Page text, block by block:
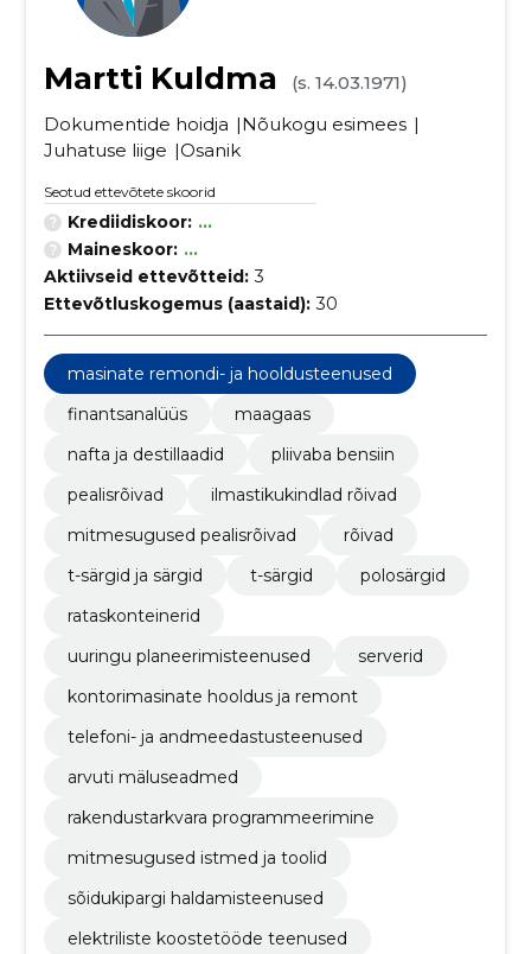
Martti Kuldma
(s. 14.03.1971)
Dokumentide hoidja
Nõukogu esimees
Juhatuse liige
Osanik
Seotud ettevõtete skoorid
Krediidiskoor: ...
Maineskoor: ...
Aktiivseid ettevõtteid: 3
Ettevõtluskogemus (aastaid): 30
masinate remondi- ja hooldusteenused
finantsanalüüs
maagaas
nafta ja destillaadid
pliivaba bensiin
pealisrõivad
ilmastikukindlad rõivad
mitmesugused pealisrõivad
rõivad
t-särgid ja särgid
t-särgid
polosärgid
rataskonteinerid
uuringu planeerimisteenused
serverid
kontorimasinate hooldus ja remont
telefoni- ja andmeedastusteenused
arvuti mäluseadmed
rakendustarkvara programmeerimine
mitmesugused istmed ja toolid
sõidukipargi haldamisteenused
elektriliste koostetööde teenused